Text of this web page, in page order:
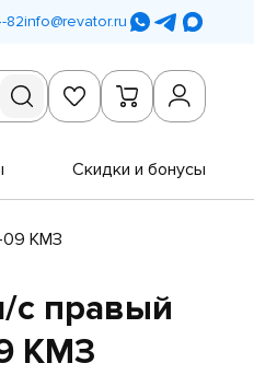
82info@revator.ru
Скидки и бонусы
09 КМЗ
с правый
КМЗ